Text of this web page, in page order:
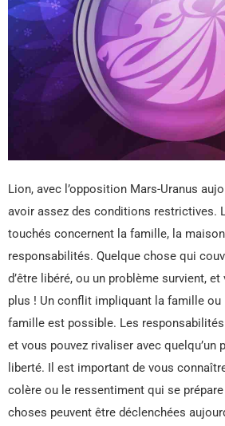
Lion, avec l’opposition Mars-Uranus
avoir assez des conditions restrictives.
touchés concernent la famille, la
responsabilités. Quelque chose qui
d’être libéré, ou un problème survient,
plus ! Un conflit impliquant la famille
famille est possible. Les
et vous pouvez rivaliser avec quelqu’un
liberté. Il est important de vous
colère ou le ressentiment qui se
choses peuvent être déclenchées